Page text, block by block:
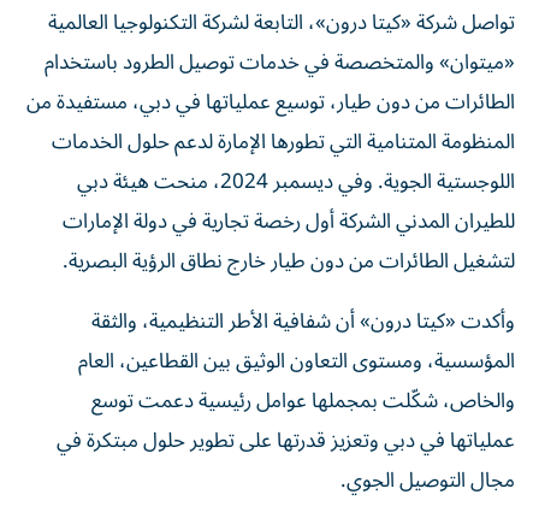
تواصل شركة «كيتا درون»، التابعة لشركة التكنولوجيا العالمية
«ميتوان» والمتخصصة في خدمات توصيل الطرود باستخدام
الطائرات من دون طيار، توسيع عملياتها في دبي، مستفيدة من
المنظومة المتنامية التي تطورها الإمارة لدعم حلول الخدمات
اللوجستية الجوية. وفي ديسمبر 2024، منحت هيئة دبي
للطيران المدني الشركة أول رخصة تجارية في دولة الإمارات
لتشغيل الطائرات من دون طيار خارج نطاق الرؤية البصرية.
وأكدت «كيتا درون» أن شفافية الأطر التنظيمية، والثقة
المؤسسية، ومستوى التعاون الوثيق بين القطاعين، العام
والخاص، شكّلت بمجملها عوامل رئيسية دعمت توسع
عملياتها في دبي وتعزيز قدرتها على تطوير حلول مبتكرة في
مجال التوصيل الجوي.